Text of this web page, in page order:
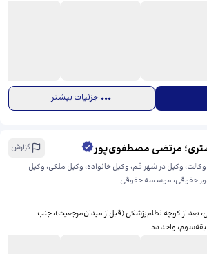
جزئیات بیشتر
مرتضی مصطفوی‌پور
گزارش
وکیل در شهر قم، وکیل خانواده، وکیل ملکی، وکیل
حقوقی، موسسه حقوقی
​بعد از کوچه نظام‌پزشکی (قبل‌از میدان‌مرجعیت)، جنب
واحد ده.